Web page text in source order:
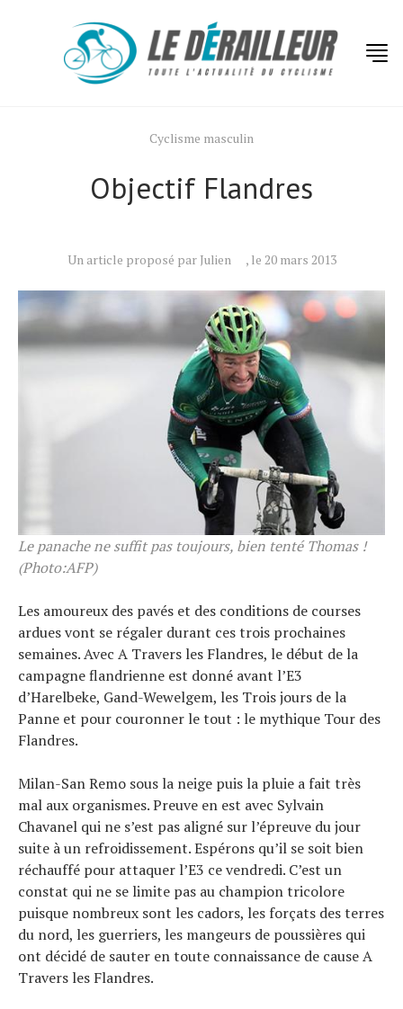
Cyclisme masculin
Objectif Flandres
Un article proposé par Julien , le 20 mars 2013
Le panache ne suffit pas toujours, bien tenté Thomas !
(Photo:AFP)
Les amoureux des pavés et des conditions de courses
ardues vont se régaler durant ces trois prochaines
semaines. Avec A Travers les Flandres, le début de la
campagne flandrienne est donné avant l’E3
d’Harelbeke, Gand-Wewelgem, les Trois jours de la
Panne et pour couronner le tout : le mythique Tour des
Flandres.
Milan-San Remo sous la neige puis la pluie a fait très
mal aux organismes. Preuve en est avec Sylvain
Chavanel qui ne s’est pas aligné sur l’épreuve du jour
suite à un refroidissement. Espérons qu’il se soit bien
réchauffé pour attaquer l’E3 ce vendredi. C’est un
constat qui ne se limite pas au champion tricolore
puisque nombreux sont les cadors, les forçats des terres
du nord, les guerriers, les mangeurs de poussières qui
ont décidé de sauter en toute connaissance de cause A
Travers les Flandres.
Technologies
Tests de produits
Conseils
Tendances
Tous nos articles
À propos